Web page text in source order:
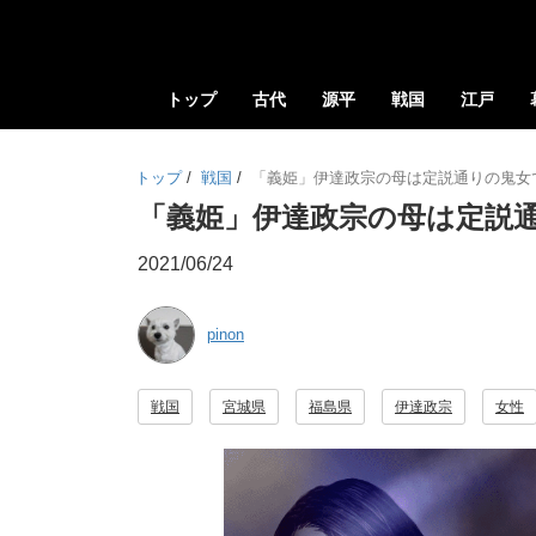
トップ 古代 源平 戦国 江戸
トップ / 戦国 / 「義姫」伊達政宗の母は定説通りの鬼
「義姫」伊達政宗の母は定
2021/06/24
pinon
戦国 宮城県 福島県 伊達政宗 女性